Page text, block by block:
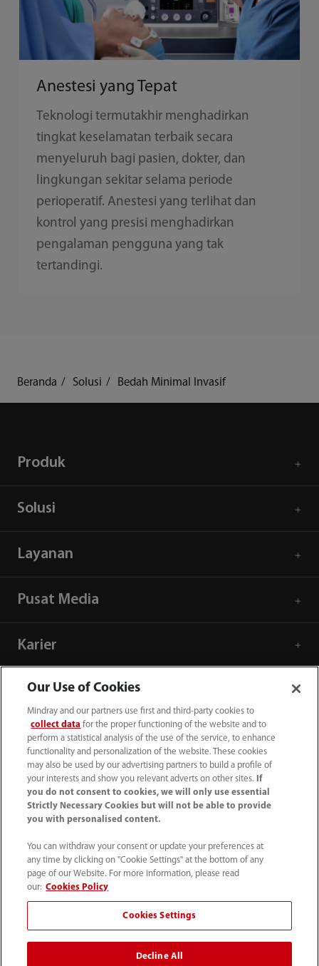
Anestesi yang Tepat
Teknologi termutakhir menghadirkan
tingkat keselamatan terbaik secara
menyeluruh bagi pasien, dokter, dan
lingkungan sekitar selama periode
perioperatif. Anestesi yang terlihat dan
kontrol yang presisi menghadirkan
pengalaman pengguna yang tak
tertandingi.
Beranda Solusi Bedah Minimal Invasif
Produk
Solusi
Layanan
Pusat Media
Karier
Tentang Kami
Informasi Kontak
(62-21) 29027280
info.id@mindray.com
Our Use of Cookies
Mindray and our partners use first and third-party cookies to
collect data for the proper functioning of the website and to
perform a statistical analysis of the use of the service, to enhance
functionality and personalization of the website. These cookies
may also be used by our advertising partners to build a profile of
your interests and show you relevant adverts on other sites.
If
you do not consent to cookies, we will only use essential
Strictly Necessary Cookies but will not be able to provide
you with personalised content.
You can withdraw your consent or update your preferences at
any time by clicking on "Cookie Settings" at the bottom of any
page of our Website. For more information, please read
our: Cookies Policy
Cookies Settings
Decline All